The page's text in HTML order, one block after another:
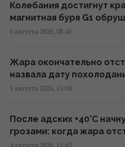
парламента Британии
новый союз
09:29 четверг, 06 августа 2026
Трамп "наехал" на
нехватки ракет для ПВО,
08:58 четверг, 06 августа 2026
Разведка США помогла
переломить ход войны, -
06:48 четверг, 06 августа 2026
Колебания достигнут
магнитная буря G1
6 августа 2026, 08:45
Жара окончательно
назвала дату
5 августа 2026, 15:00
После адских +40°C
грозами: когда жара
4 августа 2026, 11:43